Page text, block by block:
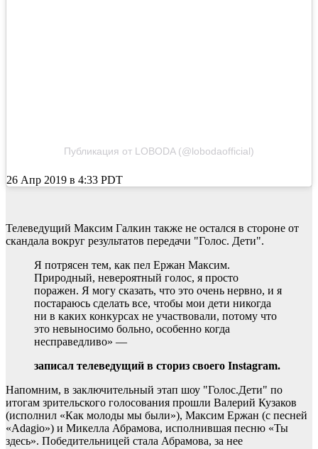
Публикация от LOBODA (@lobodaofficial)
26 Апр 2019 в 4:33 PDT
Телеведущий Максим Галкин также не остался в стороне от
скандала вокруг результатов передачи "Голос. Дети".
Я потрясен тем, как пел Ержан Максим.
Природный, невероятный голос, я просто
поражен. Я могу сказать, что это очень нервно, и я
постараюсь сделать все, чтобы мои дети никогда
ни в каких конкурсах не участвовали, потому что
это невыносимо больно, особенно когда
несправедливо» —
записал телеведущий в сториз своего Instagram.
Напомним, в заключительный этап шоу "Голос.Дети" по
итогам зрительского голосования прошли Валерий Кузаков
(исполнил «Как молоды мы были»), Максим Ержан (с песней
«Adagio») и Микелла Абрамова, исполнившая песню «Ты
здесь». Победительницей стала Абрамова, за нее